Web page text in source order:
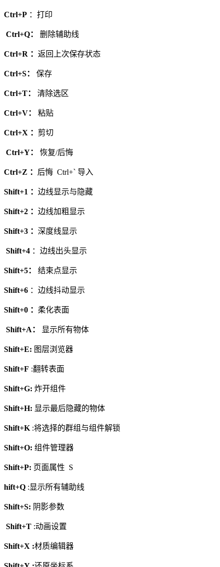
Ctrl+P ：打印
Ctrl+Q： 删除辅助线
Ctrl+R ： 返回上次保存状态
Ctrl+S： 保存
Ctrl+T： 清除选区
Ctrl+V： 粘贴
Ctrl+X ： 剪切
Ctrl+Y： 恢复/后悔
Ctrl+Z ： 后悔 Ctrl+` 导入
Shift+1 ： 边线显示与隐藏
Shift+2 ： 边线加粗显示
Shift+3 ： 深度线显示
Shift+4 ：边线出头显示
Shift+5： 结束点显示
Shift+6 ：边线抖动显示
Shift+0 ： 柔化表面
Shift+A： 显示所有物体
Shift+E: 图层浏览器
Shift+F :翻转表面
Shift+G: 炸开组件
Shift+H: 显示最后隐藏的物体
Shift+K:将选择的群组与组件解锁
Shift+O: 组件管理器
Shift+P: 页面属性 S
hift+Q :显示所有辅助线
Shift+S: 阴影参数
Shift+T :动画设置
Shift+X :材质编辑器